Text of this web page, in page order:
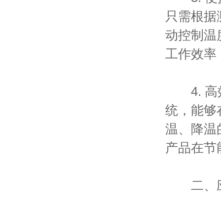
只需根
动控制温
工作效率
4. 高效
统，能够
温、降温
产品在
二、